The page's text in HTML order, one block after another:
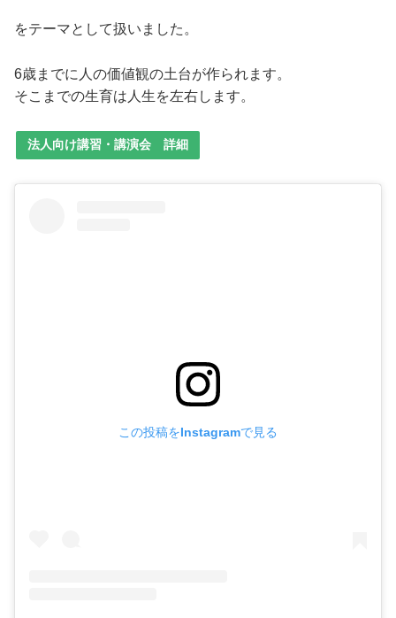
をテーマとして扱いました。
6歳までに人の価値観の土台が作られます。
そこまでの生育は人生を左右します。
法人向け講習・講演会 詳細
この投稿をInstagramで見る